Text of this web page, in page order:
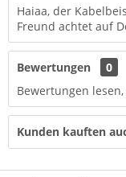
Haiaa, der
Freund achtet auf
Bewertungen
0
Bewertungen
Kunden kauften